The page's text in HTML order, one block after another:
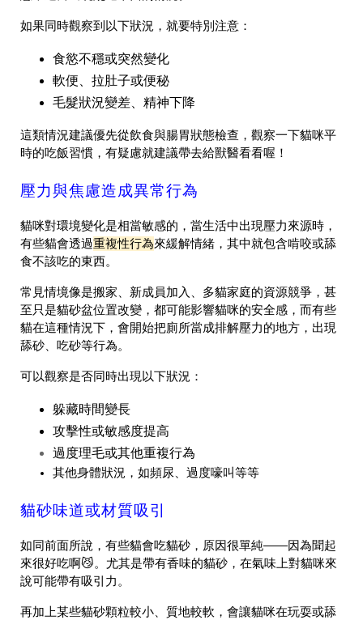
如果同時觀察到以下狀況，就要特別注意：
食慾不穩或突然變化
軟便、拉肚子或便秘
毛髮狀況變差、精神下降
這類情況建議優先從飲食與腸胃狀態檢查，觀察一下貓咪平
時的吃飯習慣，有疑慮就建議帶去給獸醫看看喔！
壓力與焦慮造成異常行為
貓咪對環境變化是相當敏感的，當生活中出現壓力來源時，
有些貓會透過重複性行為來緩解情緒，其中就包含啃咬或舔
食不該吃的東西。
常見情境像是搬家、新成員加入、多貓家庭的資源競爭，甚
至只是貓砂盆位置改變，都可能影響貓咪的安全感，而有些
貓在這種情況下，會開始把廁所當成排解壓力的地方，出現
舔砂、吃砂等行為。
可以觀察是否同時出現以下狀況：
躲藏時間變長
攻擊性或敏感度提高
過度理毛或其他重複行為
其他身體狀況，如頻尿、過度嚎叫等等
貓砂味道或材質吸引
如同前面所說，有些貓會吃貓砂，原因很單純——因為聞起
來很好吃啊😼。尤其是帶有香味的貓砂，在氣味上對貓咪來
說可能帶有吸引力。
再加上某些貓砂顆粒較小、質地較軟，會讓貓咪在玩耍或舔